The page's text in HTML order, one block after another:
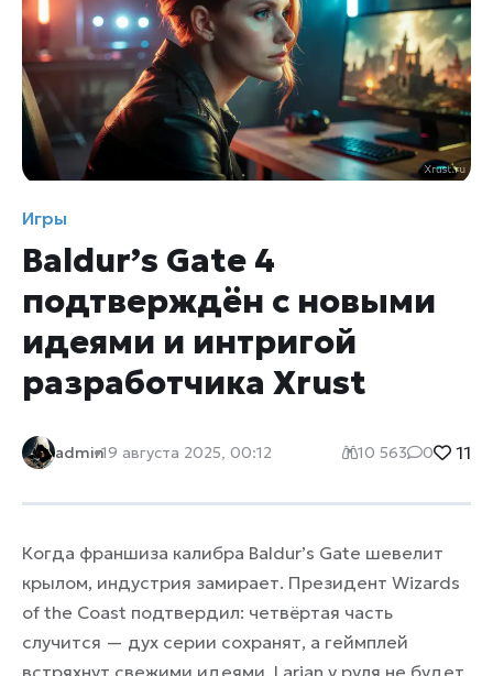
Игры
Baldur’s Gate 4
подтверждён с новыми
идеями и интригой
разработчика Xrust
admin19 августа 2025, 00:12 10 563 0 11
Когда франшиза калибра Baldur’s Gate шевелит
крылом, индустрия замирает. Президент Wizards
of the Coast подтвердил: четвёртая часть
случится — дух серии сохранят, а геймплей